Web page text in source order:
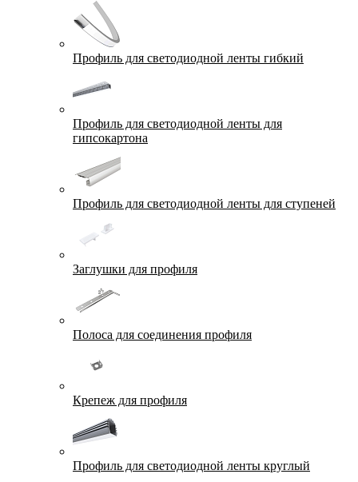
Профиль для светодиодной ленты гибкий
Профиль для светодиодной ленты для
гипсокартона
Профиль для светодиодной ленты для ступеней
Заглушки для профиля
Полоса для соединения профиля
Крепеж для профиля
Профиль для светодиодной ленты круглый